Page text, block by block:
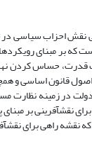
سیاسی در
که بر مبنای
حساس کردن
قانون اساسی و
برای نقش­آفرینی بر
نقشه راهی برای